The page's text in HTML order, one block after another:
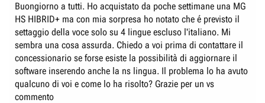
i
s
c
u
s
s
i
z
i
o
Buongiorno a tutti. Ho acquistato da poche settimane una MG
HS HIBRID+ ma con mia sorpresa ho notato che é previsto il
settaggio della voce solo su 4 lingue escluso l'italiano. Mi
sembra una cosa assurda. Chiedo a voi prima di contattare il
concessionario se forse esiste la possibilità di aggiornare il
software inserendo anche la ns lingua. Il problema lo ha avuto
qualcuno di voi e come lo ha risolto? Grazie per un vs
commento